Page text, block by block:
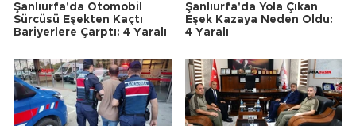
Şanlıurfa'da Otomobil
Sürcüsü Eşekten Kaçtı
Bariyerlere Çarptı: 4 Yaralı
Şanlıurfa'da Yola Çıkan
Eşek Kazaya Neden Oldu:
4 Yaralı